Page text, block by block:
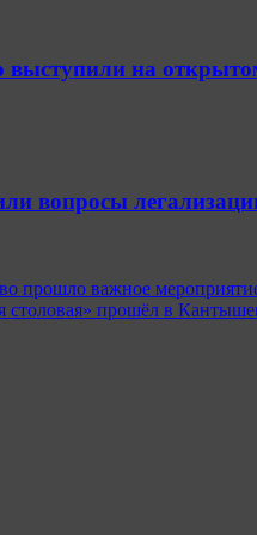
на
вопросы
прошло важное
столовая» прошёл в